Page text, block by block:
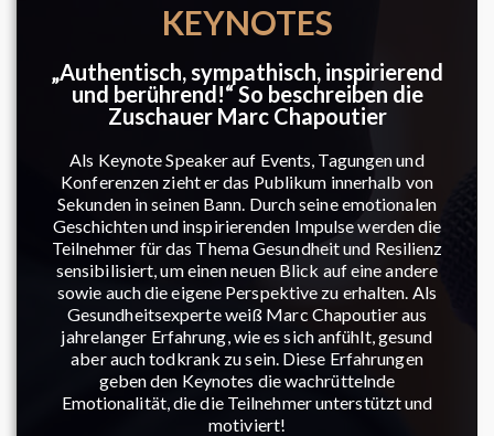
KEYNOTES
„Authentisch, sympathisch, inspirierend
und berührend!“ So beschreiben die
Zuschauer Marc Chapoutier
Als Keynote Speaker auf Events, Tagungen und
Konferenzen zieht er das Publikum innerhalb von
Sekunden in seinen Bann. Durch seine emotionalen
Geschichten und inspirierenden Impulse werden die
Teilnehmer für das Thema Gesundheit und Resilienz
sensibilisiert, um einen neuen Blick auf eine andere
sowie auch die eigene Perspektive zu erhalten. Als
Gesundheitsexperte weiß Marc Chapoutier aus
jahrelanger Erfahrung, wie es sich anfühlt, gesund
aber auch todkrank zu sein. Diese Erfahrungen
geben den Keynotes die wachrüttelnde
Emotionalität, die die Teilnehmer unterstützt und
motiviert!